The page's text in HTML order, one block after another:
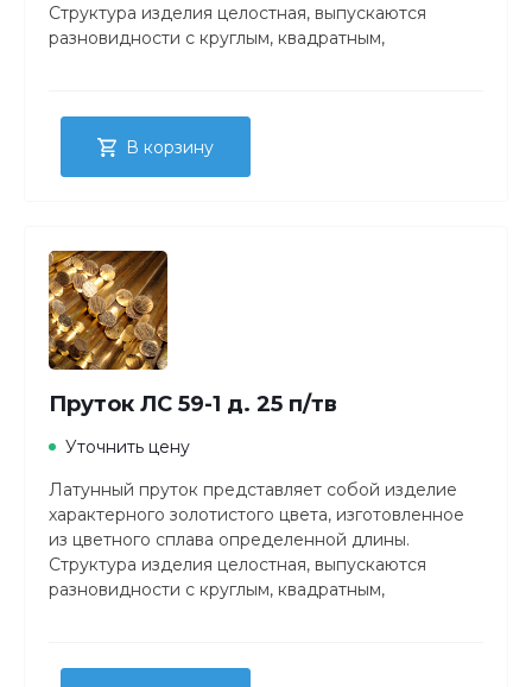
Структура изделия целостная, выпускаются
разновидности с круглым, квадратным,
В корзину
Пруток ЛС 59-1 д. 25 п/тв
Уточнить цену
Латунный пруток представляет собой изделие
характерного золотистого цвета, изготовленное
из цветного сплава определенной длины.
Структура изделия целостная, выпускаются
разновидности с круглым, квадратным,